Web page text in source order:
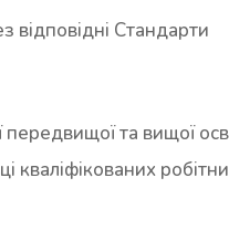
відповідні Стандарти
передвищої та вищої
кваліфікованих